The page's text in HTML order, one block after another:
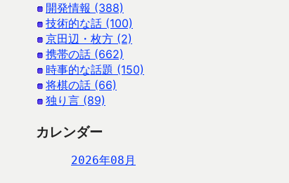
開発情報 (388)
技術的な話 (100)
京田辺・枚方 (2)
携帯の話 (662)
時事的な話題 (150)
将棋の話 (66)
独り言 (89)
カレンダー
2026年08月